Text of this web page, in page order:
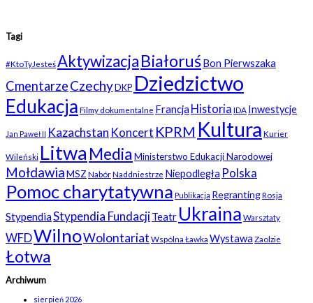
Tagi
#KtoTyJesteśAktywizacjaBiałoruśBon Pierwszaka
CmentarzeCzechyDKP Dziedzictwo
Edukacja Filmy dokumentalne Francja Historia IDA Inwestycje
Jan Paweł II Kazachstan Koncert KPRM Kultura Kurier
Wileński Litwa MediaMinisterstwo Edukacji Narodowej
MołdawiaMSZ NabórNaddniestrze Niepodległa Polska
Pomoc charytatywna Publikacja RegrantingRosja
StypendiaStypendia FundacjiTeatr Ukraina Warsztaty
WFDWilnoWolontariat Wspólna Ławka Wystawa Zaolzie
Łotwa
Archiwum
sierpień 2026